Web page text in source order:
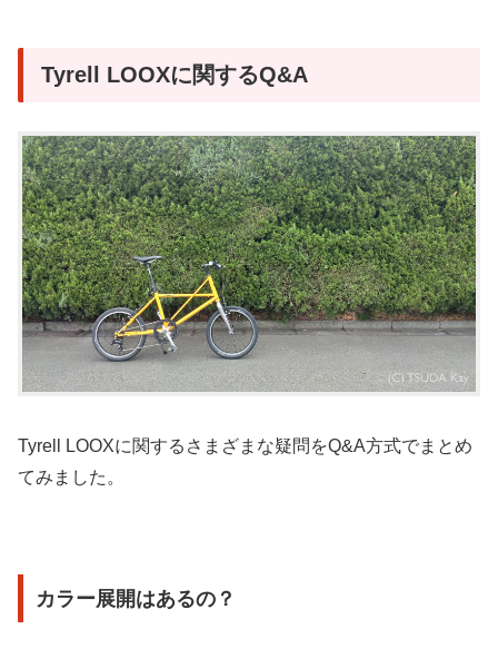
Tyrell LOOXに関するQ&A
Tyrell LOOXに関するさまざまな疑問をQ&A方式でまとめ
てみました。
カラー展開はあるの？